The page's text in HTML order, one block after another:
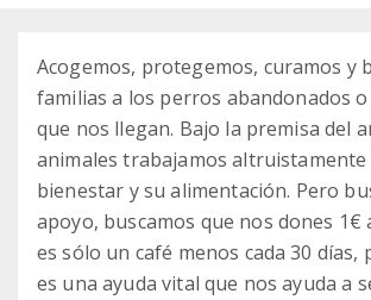
Acogemos, protegemos, curamos y
familias a los perros abandonados
que nos llegan. Bajo la premisa del
animales trabajamos
bienestar y su alimentación. Pero
apoyo, buscamos que nos dones 1€
es sólo un café menos cada 30
es una ayuda vital que nos ayuda a